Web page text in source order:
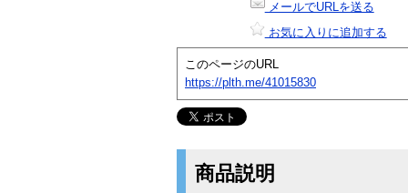
メールでURLを送る
お気に入りに追加する
このページのURL
https://plth.me/41015830
商品説明